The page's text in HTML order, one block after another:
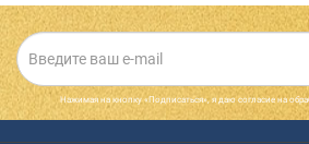
Нажимая на кнопку «Подписаться», я даю cогласие на